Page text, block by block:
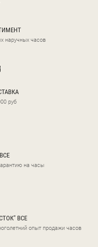
наручных часов
руб
на часы
ВСЕ
опыт продажи часов